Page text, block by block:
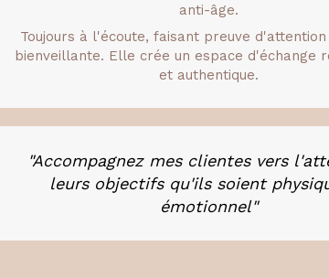
anti-âge.
Toujours à l'écoute, faisant preuve
bienveillante. Elle crée un espace d'échange
et authentique.
"Accompagnez mes clientes vers
leurs objectifs qu'ils soient
émotionnel"